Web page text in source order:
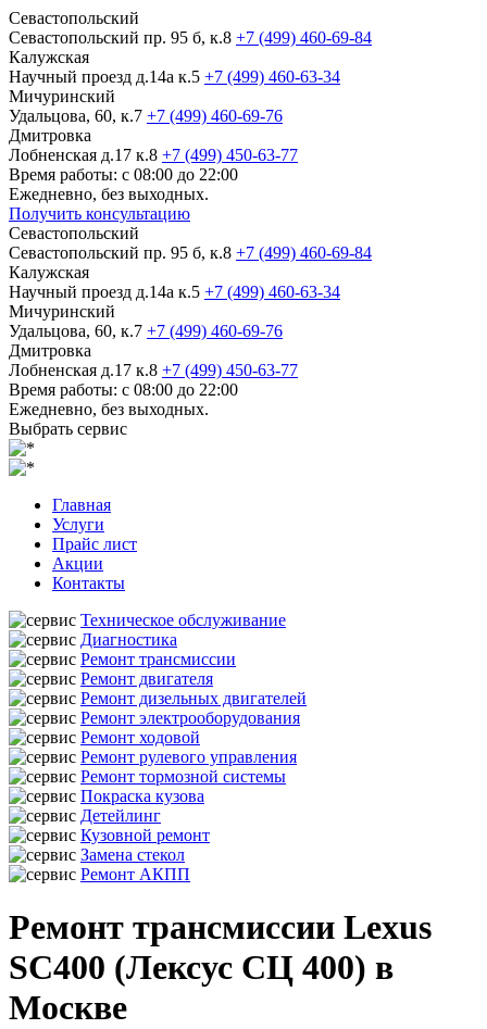
Севастопольский
Севастопольский пр. 95 б, к.8 +7 (499) 460-69-84
Калужская
Научный проезд д.14а к.5 +7 (499) 460-63-34
Мичуринский
Удальцова, 60, к.7 +7 (499) 460-69-76
Дмитровка
Лобненская д.17 к.8 +7 (499) 450-63-77
Время работы: с 08:00 до 22:00
Ежедневно, без выходных.
Получить консультацию
Севастопольский
Севастопольский пр. 95 б, к.8 +7 (499) 460-69-84
Калужская
Научный проезд д.14а к.5 +7 (499) 460-63-34
Мичуринский
Удальцова, 60, к.7 +7 (499) 460-69-76
Дмитровка
Лобненская д.17 к.8 +7 (499) 450-63-77
Время работы: с 08:00 до 22:00
Ежедневно, без выходных.
Выбрать сервис
Главная
Услуги
Прайс лист
Акции
Контакты
Техническое обслуживание
Диагностика
Ремонт трансмиссии
Ремонт двигателя
Ремонт дизельных двигателей
Ремонт электрооборудования
Ремонт ходовой
Ремонт рулевого управления
Ремонт тормозной системы
Покраска кузова
Детейлинг
Кузовной ремонт
Замена стекол
Ремонт АКПП
Ремонт трансмиссии Lexus
SC400 (Лексус СЦ 400) в
Москве